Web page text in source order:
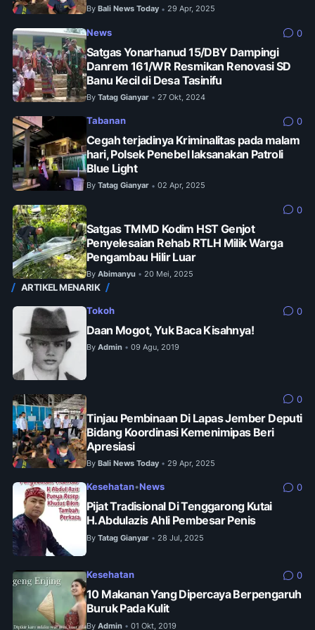
By Bali News Today • 29 Apr, 2025
News 0
Satgas Yonarhanud 15/DBY Dampingi
Danrem 161/WR Resmikan Renovasi SD
Banu Kecil di Desa Tasinifu
By Tatag Gianyar • 27 Okt, 2024
Tabanan 0
Cegah terjadinya Kriminalitas pada malam
hari, Polsek Penebel laksanakan Patroli
Blue Light
By Tatag Gianyar • 02 Apr, 2025
0
Satgas TMMD Kodim HST Genjot
Penyelesaian Rehab RTLH Milik Warga
Pengambau Hilir Luar
By Abimanyu • 20 Mei, 2025
ARTIKEL MENARIK
Tokoh 0
Daan Mogot, Yuk Baca Kisahnya!
By Admin • 09 Agu, 2019
0
Tinjau Pembinaan Di Lapas Jember Deputi
Bidang Koordinasi Kemenimipas Beri
Apresiasi
By Bali News Today • 29 Apr, 2025
Kesehatan•News 0
Pijat Tradisional Di Tenggarong Kutai
H.Abdulazis Ahli Pembesar Penis
By Tatag Gianyar • 28 Jul, 2025
Kesehatan 0
10 Makanan Yang Dipercaya Berpengaruh
Buruk Pada Kulit
By Admin • 01 Okt, 2019